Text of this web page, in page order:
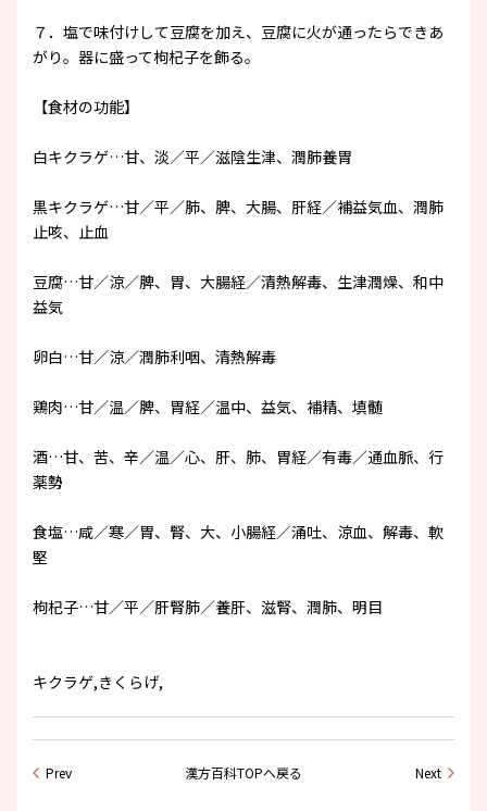
７．塩で味付けして豆腐を加え、豆腐に火が通ったらできあ
がり。器に盛って枸杞子を飾る。
【食材の功能】
白キクラゲ…甘、淡／平／滋陰生津、潤肺養胃
黒キクラゲ…甘／平／肺、脾、大腸、肝経／補益気血、潤肺
止咳、止血
豆腐…甘／涼／脾、胃、大腸経／清熱解毒、生津潤燥、和中
益気
卵白…甘／涼／潤肺利咽、清熱解毒
鶏肉…甘／温／脾、胃経／温中、益気、補精、填髄
酒…甘、苦、辛／温／心、肝、肺、胃経／有毒／通血脈、行
薬勢
食塩…咸／寒／胃、腎、大、小腸経／涌吐、涼血、解毒、軟
堅
枸杞子…甘／平／肝腎肺／養肝、滋腎、潤肺、明目
キクラゲ,きくらげ,
Prev 漢方百科TOPへ戻る Next